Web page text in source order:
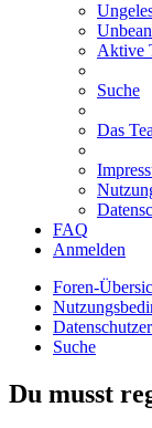
Aktive
Suche
Das
FAQ
Anmelden
Foren-
Suche
Du musst